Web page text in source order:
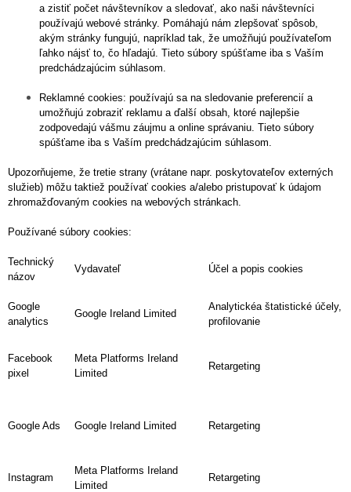
a zistiť počet návštevníkov a sledovať, ako naši návštevníci
používajú webové stránky. Pomáhajú nám zlepšovať spôsob,
akým stránky fungujú, napríklad tak, že umožňujú používateľom
ľahko nájsť to, čo hľadajú. Tieto súbory spúšťame iba s Vaším
predchádzajúcim súhlasom.
Reklamné cookies: používajú sa na sledovanie preferencií a
umožňujú zobraziť reklamu a ďalší obsah, ktoré najlepšie
zodpovedajú vášmu záujmu a online správaniu. Tieto súbory
spúšťame iba s Vaším predchádzajúcim súhlasom.
Upozorňujeme, že tretie strany (vrátane napr. poskytovateľov externých
služieb) môžu taktiež používať cookies a/alebo pristupovať k údajom
zhromažďovaným cookies na webových stránkach.
Používané súbory cookies:
Technický
názov
Vydavateľ Účel a popis cookies
Google
analytics
Google Ireland Limited
Analytickéa štatistické účely,
profilovanie
Facebook
pixel
Meta Platforms Ireland
Limited
Retargeting
Google Ads Google Ireland Limited Retargeting
Instagram
Meta Platforms Ireland
Limited
Retargeting